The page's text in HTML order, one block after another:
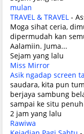
mulan
TRAVEL & TRAVEL -
Moga sihat ceria,
dipermudah kan
Aalamiin. Juma...
Sejam yang lalu
Miss Mirror
Asik ngadap screen
saudara, kita pun
berjaya sambung
sampai ke situ
2 jam yang lalu
Rawiwa